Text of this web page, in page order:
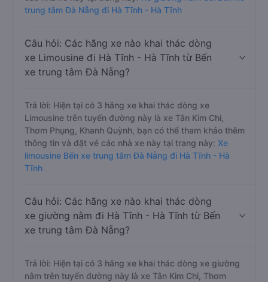
trung tâm Đà Nẵng đi Hà Tĩnh - Hà Tĩnh
Câu hỏi: Các hãng xe nào khai thác dòng
xe Limousine đi Hà Tĩnh - Hà Tĩnh từ Bến
xe trung tâm Đà Nẵng?
Trả lời: Hiện tại có 3 hãng xe khai thác dòng xe
Limousine trên tuyến đường này là xe Tân Kim Chi,
Thơm Phụng, Khanh Quỳnh, bạn có thể tham khảo thêm
thông tin và đặt vé các nhà xe này tại trang này: Xe
limousine Bến xe trung tâm Đà Nẵng đi Hà Tĩnh - Hà
Tĩnh
Câu hỏi: Các hãng xe nào khai thác dòng
xe giường nằm đi Hà Tĩnh - Hà Tĩnh từ Bến
xe trung tâm Đà Nẵng?
Trả lời: Hiện tại có 3 hãng xe khai thác dòng xe giường
nằm trên tuyến đường này là xe Tân Kim Chi, Thơm